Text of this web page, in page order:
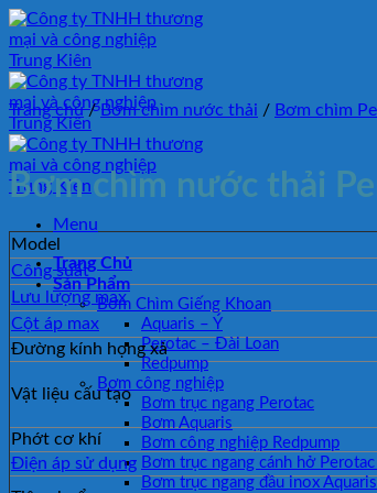
Bỏ
qua
nội
dung
Menu
Trang Chủ
Sản Phẩm
Bơm Chìm Giếng Khoan
Aquaris – Ý
Perotac – Đài Loan
Redpump
Bơm công nghiệp
Bơm trục ngang Perotac
Bơm Aquaris
Bơm công nghiệp Redpump
Bơm trục ngang cánh hở
Bơm trục ngang đầu inox
Trang chủ / Bơm chìm nước thải / Bơm chìm
Bơm chìm nước thải
Model
Công suất
Lưu lượng max
Cột áp max
Đường kính họng xả
Vật liệu cấu tạo
Phớt cơ khí
Điện áp sử dụng